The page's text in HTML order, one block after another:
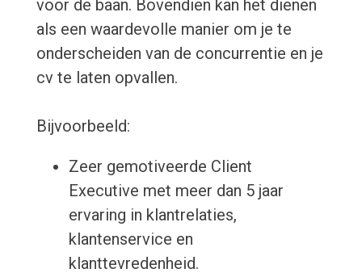
voor de baan. Bovendien kan het dienen
als een waardevolle manier om je te
onderscheiden van de concurrentie en je
cv te laten opvallen.
Bijvoorbeeld:
Zeer gemotiveerde Client
Executive met meer dan 5 jaar
ervaring in klantrelaties,
klantenservice en
klanttevredenheid.